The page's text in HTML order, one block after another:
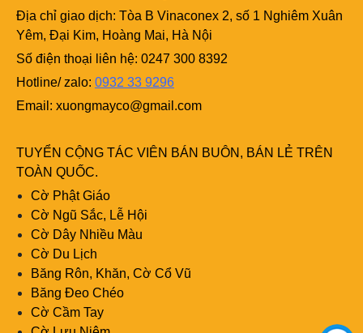
Địa chỉ giao dịch: Tòa B Vinaconex 2, số 1 Nghiêm Xuân
Yêm, Đại Kim, Hoàng Mai, Hà Nội
Số điện thoại liên hệ: 0247 300 8392
Hotline/ zalo: 0932 33 9296
Email: xuongmayco@gmail.com
TUYỂN CỘNG TÁC VIÊN BÁN BUÔN, BÁN LẺ TRÊN
TOÀN QUỐC.
Cờ Phật Giáo
Cờ Ngũ Sắc, Lễ Hội
Cờ Dây Nhiều Màu
Cờ Du Lịch
Băng Rôn, Khăn, Cờ Cổ Vũ
Băng Đeo Chéo
Cờ Cầm Tay